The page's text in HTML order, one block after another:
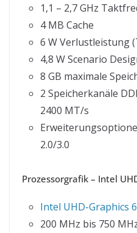
1,1 – 2,7 GHz
4 MB Cache
6 W Verlustleistung
4,8 W Scenario
8 GB maximale
2 Speicherkanäle
2400 MT/s
2.0/3.0
Prozessorgrafik – Intel
Intel UHD-Graphics
200 MHz bis 750